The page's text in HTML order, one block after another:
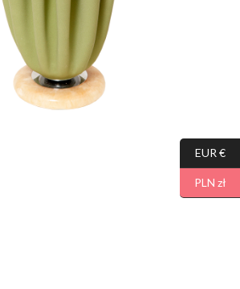
EUR €
PLN zł